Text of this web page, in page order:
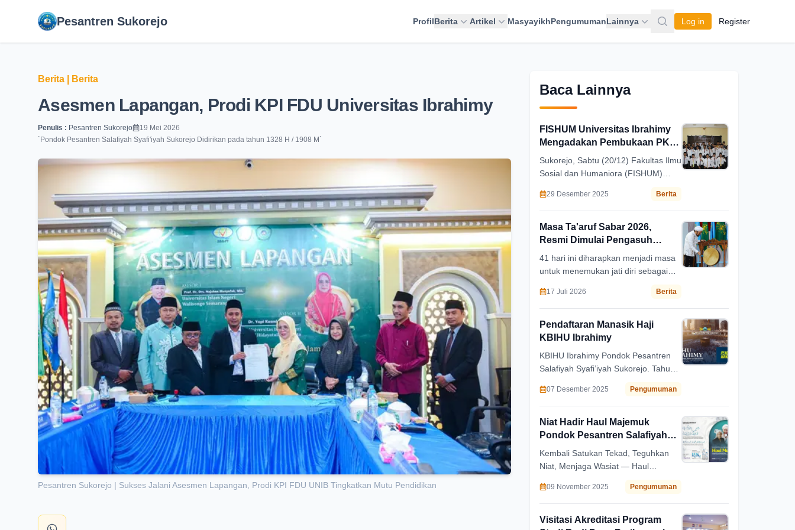
Pesantren Sukorejo
Pesantren Sukorejo ProfilBerita Artikel MasyayikhPengumumanLainnya Log in Register
Berita Berita
Asesmen Lapangan, Prodi KPI FDU Universitas Ibrahimy
Penulis : Pesantren Sukorejo
19 Mei 2026
` Pondok Pesantren Salafiyah Syafi'iyah Sukorejo Didirikan pada tahun 1328 H / 1908 M `
Pesantren Sukorejo | Sukses Jalani Asesmen Lapangan, Prodi KPI FDU UNIB Tingkatkan Mutu Pendidikan
Baca Lainnya
FISHUM Universitas Ibrahimy
Mengadakan Pembukaan PKD
Dan PKM
Sukorejo, Sabtu (20/12) Fakultas Ilmu
Sosial dan Humaniora (FISHUM)
menggelar pembukaan Pelatihan
Kader Dasar dan Pelatihan Kader
Menengah.
29 Desember 2025 Berita
Masa Ta'aruf Sabar 2026,
Resmi Dimulai Pengasuh
Tekankan Kemandirian Santri
41 hari ini diharapkan menjadi masa
untuk menemukan jati diri sebagai
Allâh subhânahu wa ta’âlâ, dan
sebagai seorang murid atau santri
Pondok Pesantren Salafiyah
Syafi'iyah Sukorejo
17 Juli 2026 Berita
Pendaftaran Manasik Haji
KBIHU Ibrahimy
KBIHU Ibrahimy Pondok Pesantren
Salafiyah Syafi’iyah Sukorejo. Tahun
07 Desember 2025 Pengumuman
Niat Hadir Haul Majemuk
Pondok Pesantren Salafiyah
Syafi'iyah Sukorejo
Kembali Satukan Tekad, Teguhkan
Niat, Menjaga Wasiat — Haul
Besar Pondok Pesantren Salafiyah
Syafi'iyah Sukorejo
09 November 2025 Pengumuman
Visitasi Akreditasi Program